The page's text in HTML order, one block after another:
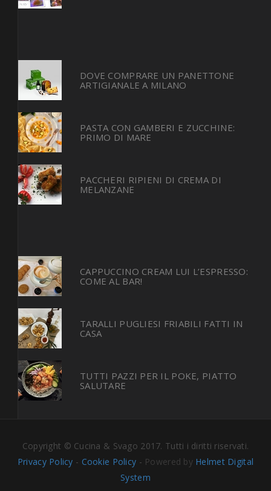
DOVE COMPRARE UN PANETTONE
ARTIGIANALE A MILANO
PASTA CON GAMBERI E ZUCCHINE:
PRIMO DI MARE
PACCHERI RIPIENI DI CREMA DI
MELANZANE
CAPPUCCINO CREAM LUI L’ESPRESSO:
COME AL BAR!
TARALLI PUGLIESI FRIABILI FATTI IN
CASA
TUTTI PAZZI PER IL POKE, PIATTO
SALUTARE
Copyright © Cucina & Svago 2017. Tutti i diritti riservati.
Privacy Policy - Cookie Policy - Powered by Helmet Digital
System